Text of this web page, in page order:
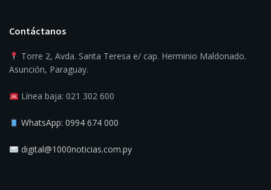
Contáctanos
Torre 2, Avda. Santa Teresa e/ cap. Herminio Maldonado.
Asunción, Paraguay.
Línea baja: 021 302 600
WhatsApp: 0994 674 000
digital@1000noticias.com.py